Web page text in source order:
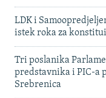
LDK i
istek roka za
Tri poslanika
predstavnika i PIC-a
Srebrenica